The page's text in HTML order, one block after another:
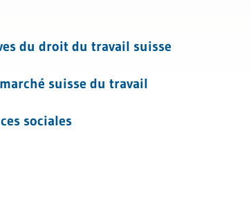
du droit du travail suisse
suisse du travail
sociales